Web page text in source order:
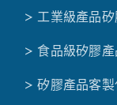
> 工業級產品
> 食品級矽膠
> 矽膠產品客